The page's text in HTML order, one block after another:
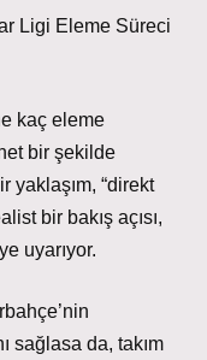
Ligi Eleme Süreci
kaç eleme
bir şekilde
yaklaşım, “direkt
bir bakış açısı,
uyarıyor.
sağlasa da, takım